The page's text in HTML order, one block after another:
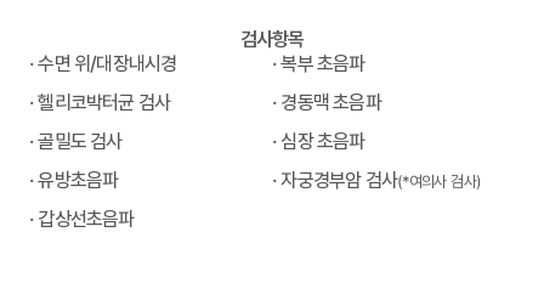
검사항목
· 수면 위/대장내시경
· 복부 초음파
· 헬리코박터균 검사
· 경동맥 초음파
· 골밀도 검사
· 심장 초음파
· 유방초음파
· 자궁경부암 검사(*여의사 검사)
· 갑상선초음파